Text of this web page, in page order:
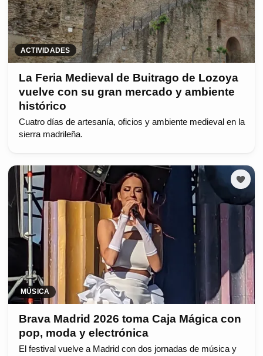
ACTIVIDADES
La Feria Medieval de Buitrago de Lozoya
vuelve con su gran mercado y ambiente
histórico
Cuatro días de artesanía, oficios y ambiente medieval en la
sierra madrileña.
MÚSICA
Brava Madrid 2026 toma Caja Mágica con
pop, moda y electrónica
El festival vuelve a Madrid con dos jornadas de música y